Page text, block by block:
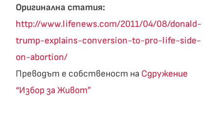
Оригинална статия:
http://www.lifenews.com/2011/04/08/donald-
trump-explains-conversion-to-pro-life-side-
on-abortion/
Преводът е собственост на Сдружение
“Избор за Живот”